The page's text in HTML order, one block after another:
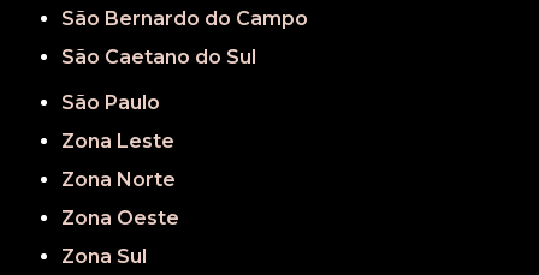
São Bernardo do Campo
São Caetano do Sul
São Paulo
Zona Leste
Zona Norte
Zona Oeste
Zona Sul